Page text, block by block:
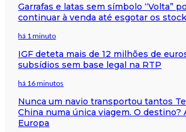
Garrafas e latas sem símbolo “Volta”
continuar à venda até esgotar os
há 1 minuto
IGF deteta mais de 12 milhões de
subsídios sem base legal na RTP
há 16 minutos
Nunca um navio transportou tantos
China numa única viagem. O destino?
Europa